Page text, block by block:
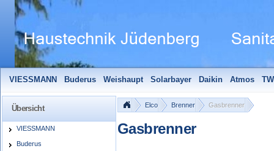
VIESSMANN Buderus Weishaupt Solarbayer Daikin Atmos
Solarfocus
Wolf Pelletmaulwurf + Zubehör Edle Badheizkörper
Übersicht
VIESSMANN
Buderus
Elco Brenner Gasbrenner
Gasbrenner